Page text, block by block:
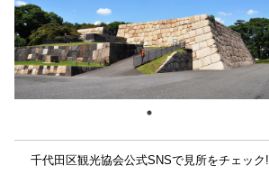
千代田区観光協会公式SNSで見所をチェック!